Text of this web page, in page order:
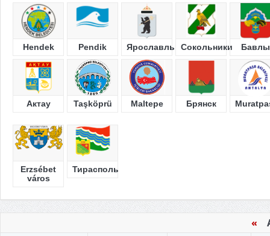
Hendek Pendik Ярославль Сокольники Бавлы
Актау Taşköprü Maltepe Брянск
Erzsébet
város
Тирасполь
«